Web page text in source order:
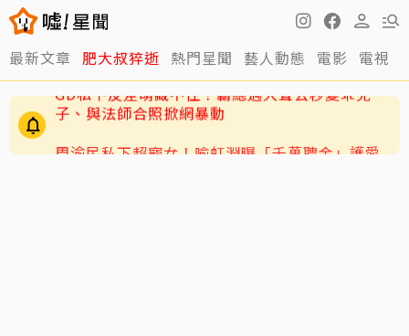
最新文章 肥大叔猝逝 熱門星聞 藝人動態 電影 電視
周渝民私下超寵女！喻虹淵曝「千萬聘金」護愛